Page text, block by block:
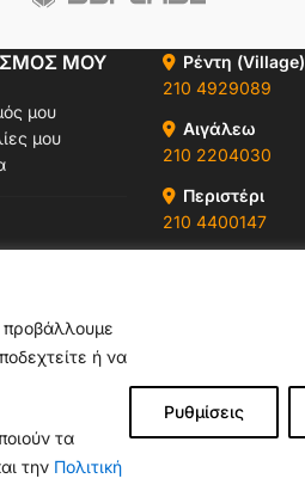
προβάλλουμε
ή να
τα
την Πολιτική
Ρυθμίσεις
ΜΟΥ
μου
μου
Ρέντη (Village)
210 4929089
Αιγάλεω
210 2204030
Περιστέρι
210 4400147